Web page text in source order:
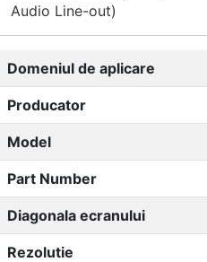
Audio Line-out)
Domeniul de aplicare
Producator
Model
Part Number
Diagonala ecranului
Rezolutie